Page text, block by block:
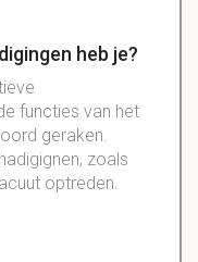
heb je?
functies van het
geraken.
zoals
optreden.